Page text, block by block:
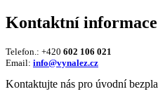
Kontaktní informace
Telefon.: +420 602 106 021
Email: info@vynalez.cz
Kontaktujte nás pro úvodní